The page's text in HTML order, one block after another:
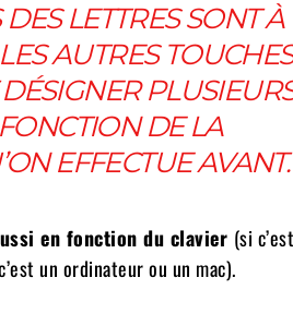
LETTRES SONT À
AUTRES TOUCHES
DE LA
EFFECTUE AVANT.
en fonction du clavier (si
un ordinateur ou un mac).